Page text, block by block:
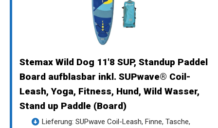
Stemax Wild Dog 11'8 SUP, Standup Paddel
Board aufblasbar inkl. SUPwave® Coil-
Leash, Yoga, Fitness, Hund, Wild Wasser,
Stand up Paddle (Board)
Lieferung: SUPwave Coil-Leash, Finne, Tasche,